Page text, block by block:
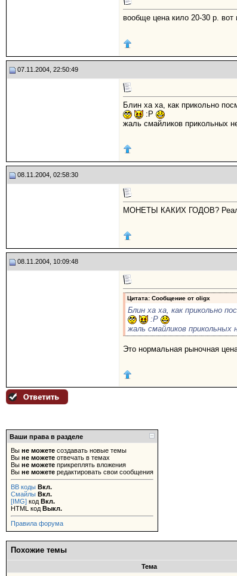
вообще цена кило 20-30 р.
07.11.2004, 22:50:49
Блин ха ха, как прикольно
:P
жаль смайликов прикольных
08.11.2004, 02:58:30
МОНЕТЫ КАКИХ ГОДОВ?
08.11.2004, 10:09:48
Цитата: Сообщение от oligx
Блин ха ха, как прикольно
:P
жаль смайликов прикольных
Это нормальная рыночная
Ваши права в разделе
Вы не можете создавать новые темы
Вы не можете отвечать в темах
Вы не можете прикреплять вложения
Вы не можете редактировать свои сообщения
BB коды Вкл.
Смайлы Вкл.
[IMG] код Вкл.
HTML код Выкл.
Правила форума
Похожие темы
Тема